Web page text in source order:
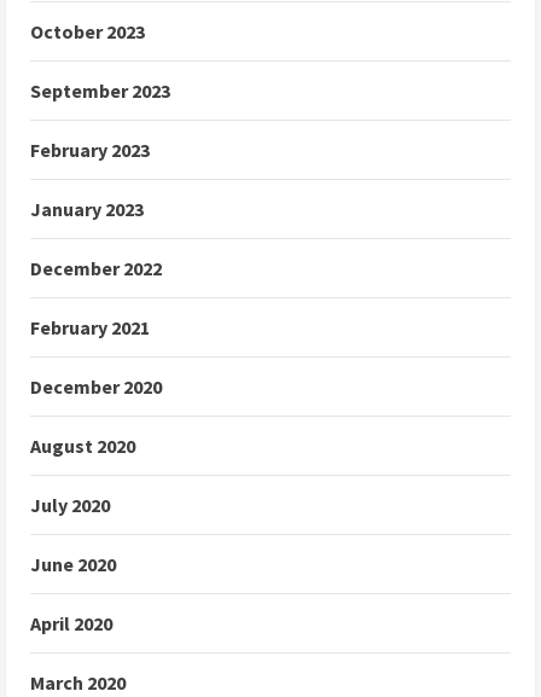
October 2023
September 2023
February 2023
January 2023
December 2022
February 2021
December 2020
August 2020
July 2020
June 2020
April 2020
March 2020